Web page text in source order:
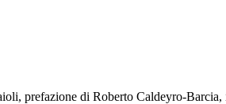
prefazione di Roberto Caldeyro-